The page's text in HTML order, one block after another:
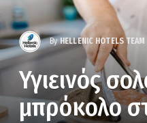
By HELLENIC HOTELS TEAM
Υγιεινός
μπρόκολο